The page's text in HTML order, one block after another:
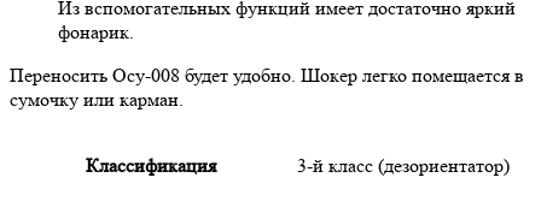
Из вспомогательных функций имеет достаточно яркий
фонарик.
Переносить Осу-008 будет удобно. Шокер легко помещается в
сумочку или карман.
Классификация 3-й класс (дезориентатор)